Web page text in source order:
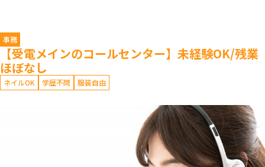
事務
【受電メインのコールセンター】未経験OK/残業
ほぼなし
ネイルOK 学歴不問 服装自由